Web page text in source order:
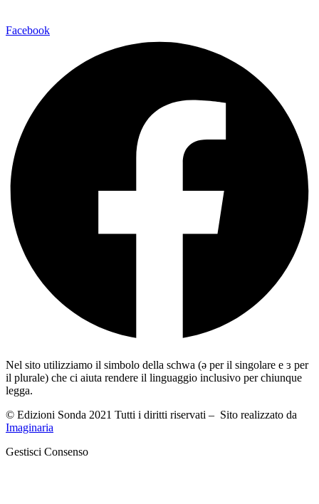
Facebook
Nel sito utilizziamo il simbolo della schwa (ə per il singolare e ɜ per
il plurale) che ci aiuta rendere il linguaggio inclusivo per chiunque
legga.
© Edizioni Sonda 2021 Tutti i diritti riservati – Sito realizzato da
Imaginaria
Gestisci Consenso